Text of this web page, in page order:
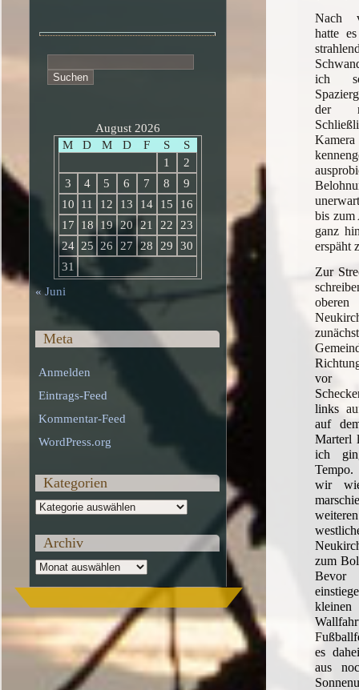
Nach
hatte
ich
der
bis zum
ganz
erspäht
Zur
vor
links
auf
Marterl
ich
wir
zum
es
aus
nach:
August 2026
M
D M D F S
S
1
2
3
4 5 6 7 8
9
10
11 12 13 14 15
16
17
18 19 20 21 22
23
24 25 26 27 28 29
30
31
« Juni
Meta
Anmelden
Eintrags-Feed
Kommentar-Feed
WordPress.org
Kategorien
Kategorien
Archiv
Archiv